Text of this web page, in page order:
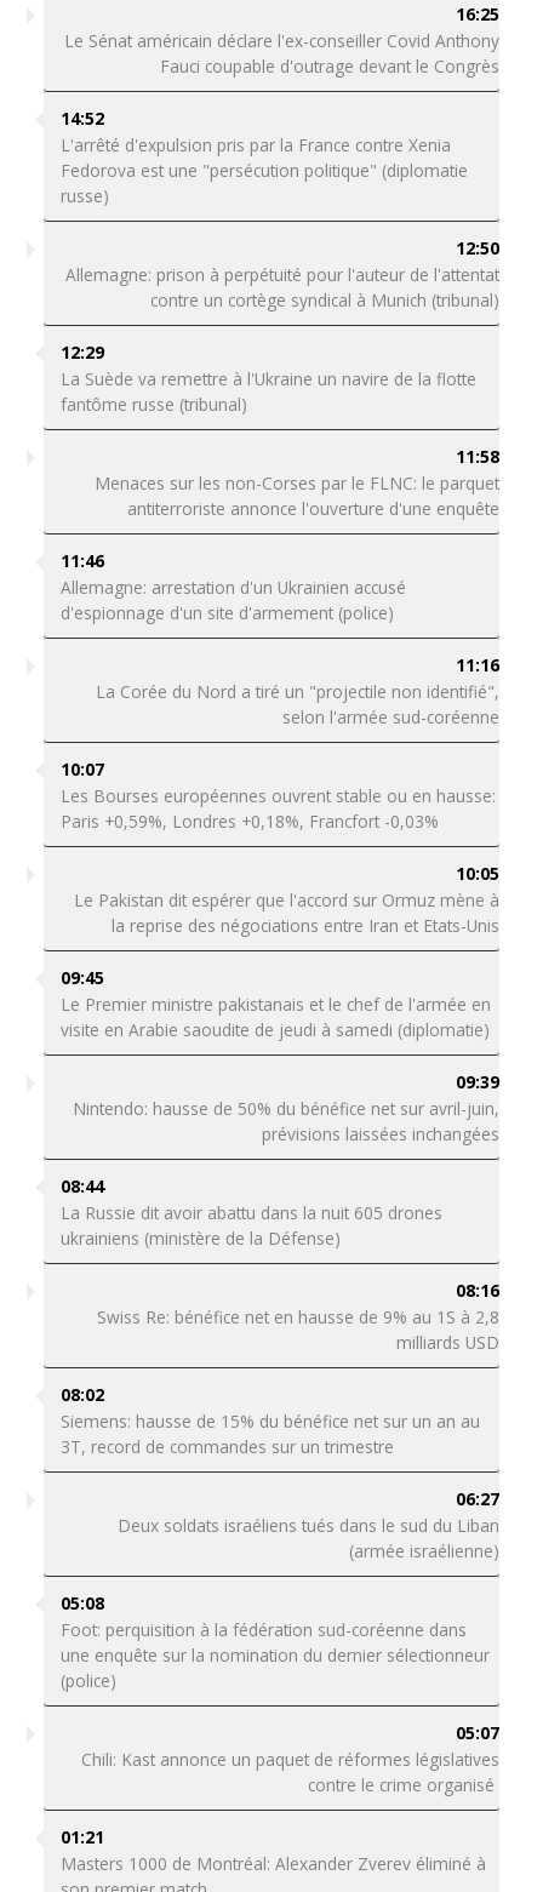
16:25
Le Sénat américain déclare l'ex-conseiller Covid Anthony
Fauci coupable d'outrage devant le Congrès
14:52
L'arrêté d'expulsion pris par la France contre Xenia
Fedorova est une "persécution politique" (diplomatie
russe)
12:50
Allemagne: prison à perpétuité pour l'auteur de l'attentat
contre un cortège syndical à Munich (tribunal)
12:29
La Suède va remettre à l'Ukraine un navire de la flotte
fantôme russe (tribunal)
11:58
Menaces sur les non-Corses par le FLNC: le parquet
antiterroriste annonce l'ouverture d'une enquête
11:46
Allemagne: arrestation d'un Ukrainien accusé
d'espionnage d'un site d'armement (police)
11:16
La Corée du Nord a tiré un "projectile non identifié",
selon l'armée sud-coréenne
10:07
Les Bourses européennes ouvrent stable ou en hausse:
Paris +0,59%, Londres +0,18%, Francfort -0,03%
10:05
Le Pakistan dit espérer que l'accord sur Ormuz mène à
la reprise des négociations entre Iran et Etats-Unis
09:45
Le Premier ministre pakistanais et le chef de l'armée en
visite en Arabie saoudite de jeudi à samedi (diplomatie)
09:39
Nintendo: hausse de 50% du bénéfice net sur avril-juin,
prévisions laissées inchangées
08:44
La Russie dit avoir abattu dans la nuit 605 drones
ukrainiens (ministère de la Défense)
08:16
Swiss Re: bénéfice net en hausse de 9% au 1S à 2,8
milliards USD
08:02
Siemens: hausse de 15% du bénéfice net sur un an au
3T, record de commandes sur un trimestre
06:27
Deux soldats israéliens tués dans le sud du Liban
(armée israélienne)
05:08
Foot: perquisition à la fédération sud-coréenne dans
une enquête sur la nomination du dernier sélectionneur
(police)
05:07
Chili: Kast annonce un paquet de réformes législatives
contre le crime organisé
01:21
Masters 1000 de Montréal: Alexander Zverev éliminé à